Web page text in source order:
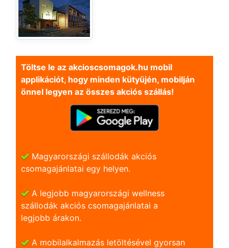
Töltse le az akcioscsomagok.hu mobil
applikációt, hogy minden kütyüjén, mobilján
önnel legyen az összes akciós szállás!
Magyarországi szállodák akciós
csomagajánlatai egy helyen.
A legjobb magyarországi wellness
szállodák akciós csomagajánlatai a
legjobb árakon.
A mobilalkalmazás letöltésével gyorsan